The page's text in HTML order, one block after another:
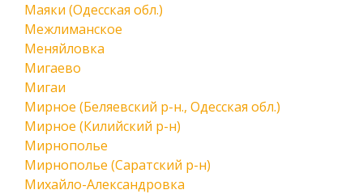
Маяки (Одесская обл.)
Межлиманское
Меняйловка
Мигаево
Мигаи
Мирное (Беляевский р-н., Одесская обл.)
Мирное (Килийский р-н)
Мирнополье
Мирнополье (Саратский р-н)
Михайло-Александровка